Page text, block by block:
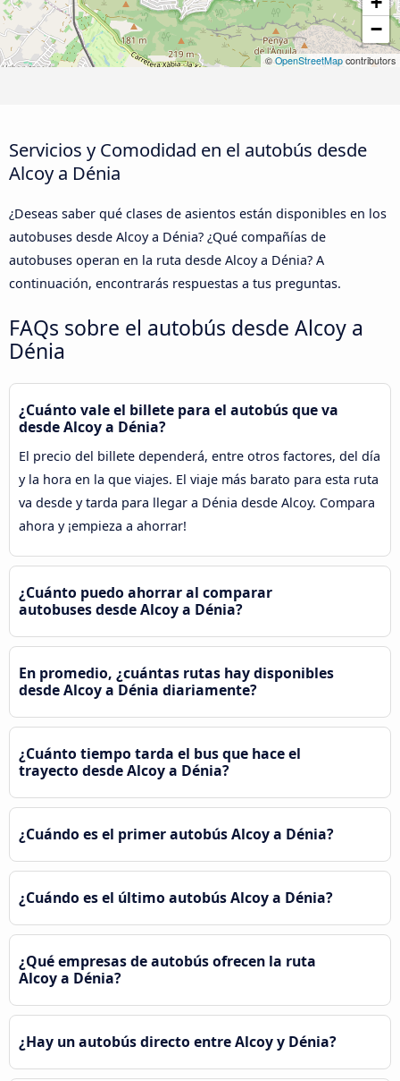
−
©OpenStreetMap contributors
Servicios y Comodidad en el autobús desde
Alcoy a Dénia
¿Deseas saber qué clases de asientos están disponibles en los
autobuses desde Alcoy a Dénia? ¿Qué compañías de
autobuses operan en la ruta desde Alcoy a Dénia? A
continuación, encontrarás respuestas a tus preguntas.
FAQs sobre el autobús desde Alcoy a
Dénia
¿Cuánto vale el billete para el autobús que va
desde Alcoy a Dénia?
El precio del billete dependerá, entre otros factores, del día
y la hora en la que viajes. El viaje más barato para esta ruta
va desde y tarda para llegar a Dénia desde Alcoy. Compara
ahora y ¡empieza a ahorrar!
¿Cuánto puedo ahorrar al comparar
autobuses desde Alcoy a Dénia?
En promedio, ¿cuántas rutas hay disponibles
desde Alcoy a Dénia diariamente?
¿Cuánto tiempo tarda el bus que hace el
trayecto desde Alcoy a Dénia?
¿Cuándo es el primer autobús Alcoy a Dénia?
¿Cuándo es el último autobús Alcoy a Dénia?
¿Qué empresas de autobús ofrecen la ruta
Alcoy a Dénia?
¿Hay un autobús directo entre Alcoy y Dénia?